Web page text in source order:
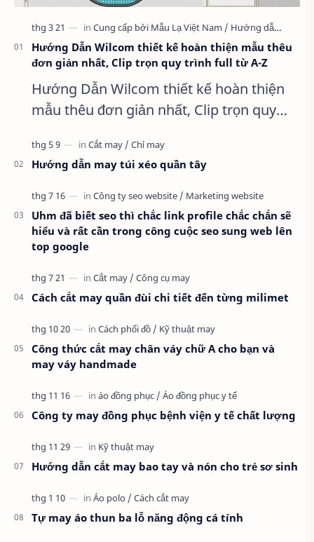
Hướng Dẫn Wilcom thiết kế hoàn thiện mẫu thêu
đơn giản nhất, Clip trọn quy trình full từ A-Z
Hướng Dẫn Wilcom thiết kế hoàn thiện
mẫu thêu đơn giản nhất, Clip trọn quy
thuật mới vào nghề, clip thực hành t…
Hướng dẫn may túi xéo quần tây
Uhm đã biết seo thì chắc link profile chắc chắn sẽ
hiểu và rất cần trong công cuộc seo sung web lên
top google
Cách cắt may quần đùi chi tiết đến từng milimet
Công thức cắt may chân váy chữ A cho bạn và
may váy handmade
Công ty may đồng phục bệnh viện y tế chất lượng
Hướng dẫn cắt may bao tay và nón cho trẻ sơ sinh
Tự may áo thun ba lỗ năng động cá tính